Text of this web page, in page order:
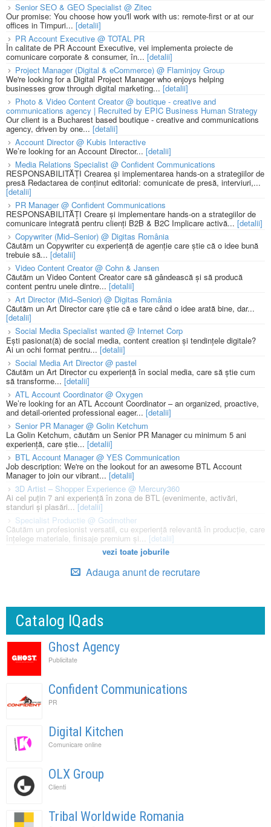
Senior SEO & GEO Specialist @ Zitec
Our promise: You choose how you'll work with us: remote-first or at our
offices in Timpuri... [detalii]
PR Account Executive @ TOTAL PR
În calitate de PR Account Executive, vei implementa proiecte de
comunicare corporate & consumer, în... [detalii]
Project Manager (Digital & eCommerce) @ Flaminjoy Group
We're looking for a Digital Project Manager who enjoys helping
businesses grow through digital marketing... [detalii]
Photo & Video Content Creator @ boutique - creative and
communications agency | Recruited by EPIC Business Human Strategy
Our client is a Bucharest based boutique - creative and communications
agency, driven by one... [detalii]
Account Director @ Kubis Interactive
We’re looking for an Account Director... [detalii]
Media Relations Specialist @ Confident Communications
RESPONSABILITĂȚI Crearea și implementarea hands-on a strategiilor de
presă Redactarea de conținut editorial: comunicate de presă, interviuri,...
[detalii]
PR Manager @ Confident Communications
RESPONSABILITĂȚI Creare și implementare hands-on a strategiilor de
comunicare integrată pentru clienți B2B & B2C Implicare activă... [detalii]
Copywriter (Mid–Senior) @ Digitas România
Căutăm un Copywriter cu experiență de agenție care știe că o idee bună
trebuie să... [detalii]
Video Content Creator @ Cohn & Jansen
Căutăm un Video Content Creator care să gândească și să producă
content pentru unele dintre... [detalii]
Art Director (Mid–Senior) @ Digitas România
Căutăm un Art Director care știe că e tare când o idee arată bine, dar...
[detalii]
Social Media Specialist wanted @ Internet Corp
Ești pasionat(ă) de social media, content creation și tendințele digitale?
Ai un ochi format pentru... [detalii]
Social Media Art Director @ pastel
Căutăm un Art Director cu experiență în social media, care să știe cum
să transforme... [detalii]
ATL Account Coordinator @ Oxygen
We’re looking for an ATL Account Coordinator – an organized, proactive,
and detail-oriented professional eager... [detalii]
Senior PR Manager @ Golin Ketchum
La Golin Ketchum, căutăm un Senior PR Manager cu minimum 5 ani
experiență, care știe... [detalii]
BTL Account Manager @ YES Communication
Job description: We're on the lookout for an awesome BTL Account
Manager to join our vibrant... [detalii]
3D Artist – Shopper Experience @ Mercury360
Ai cel puțin 7 ani experiență în zona de BTL (evenimente, activări,
standuri și plasări...[detalii]
Specialist Productie @ Godmother
Căutăm un profesionist versatil, cu experiență relevantă în producție, care
înțelege materiale, finisaje premium și... [detalii]
vezi toate joburile
Adauga anunt de recrutare
Catalog IQads
Ghost Agency
Publicitate
Confident Communications
PR
Digital Kitchen
Comunicare online
OLX Group
Clienti
Tribal Worldwide Romania